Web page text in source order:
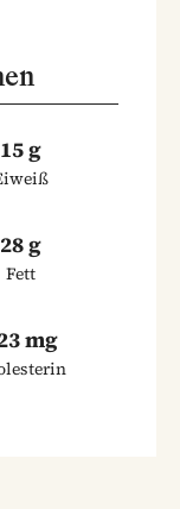
15 g
28 g
Fett
mg